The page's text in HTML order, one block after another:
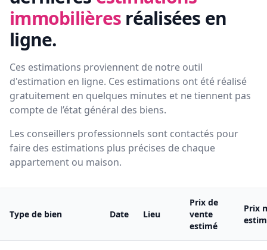
immobilières réalisées en
ligne.
Ces estimations proviennent de notre outil
d'estimation en ligne. Ces estimations ont été réalisé
gratuitement en quelques minutes et ne tiennent pas
compte de l’état général des biens.
Les conseillers professionnels sont contactés pour
faire des estimations plus précises de chaque
appartement ou maison.
Type de bien Date Lieu
Prix de
vente
estimé
Prix